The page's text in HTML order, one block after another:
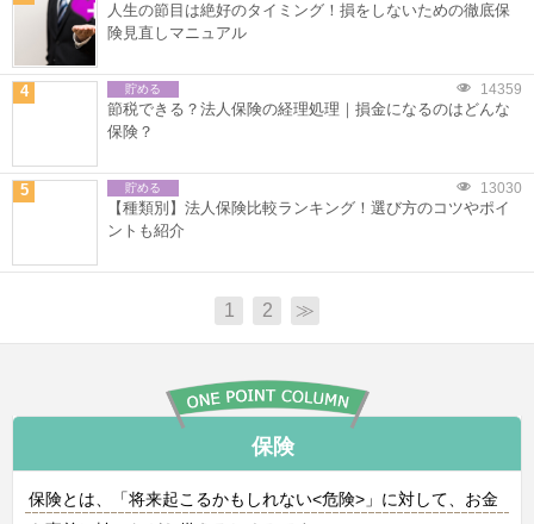
人生の節目は絶好のタイミング！損をしないための徹底保
険見直しマニュアル
4 貯める 14359
節税できる？法人保険の経理処理｜損金になるのはどんな
保険？
5 貯める 13030
【種類別】法人保険比較ランキング！選び方のコツやポイ
ントも紹介
1 2 ≫
保険
保険とは、「将来起こるかもしれない<危険>」に対して、お金